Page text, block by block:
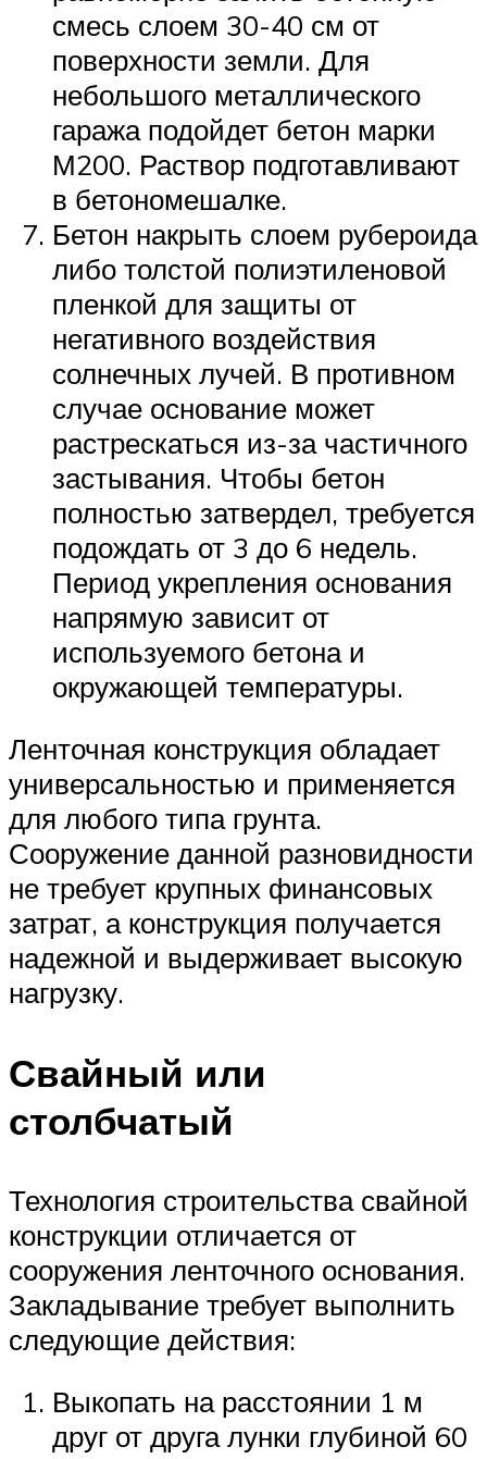
смесь слоем 30-40 см от
поверхности земли. Для
небольшого металлического
гаража подойдет бетон марки
М200. Раствор подготавливают
в бетономешалке.
Бетон накрыть слоем рубероида
либо толстой полиэтиленовой
пленкой для защиты от
негативного воздействия
солнечных лучей. В противном
случае основание может
растрескаться из-за частичного
застывания. Чтобы бетон
полностью затвердел, требуется
подождать от 3 до 6 недель.
Период укрепления основания
напрямую зависит от
используемого бетона и
окружающей температуры.
Ленточная конструкция обладает
универсальностью и применяется
для любого типа грунта.
Сооружение данной разновидности
не требует крупных финансовых
затрат, а конструкция получается
надежной и выдерживает высокую
нагрузку.
Свайный или
столбчатый
Технология строительства свайной
конструкции отличается от
сооружения ленточного основания.
Закладывание требует выполнить
следующие действия:
Выкопать на расстоянии 1 м
друг от друга лунки глубиной 60